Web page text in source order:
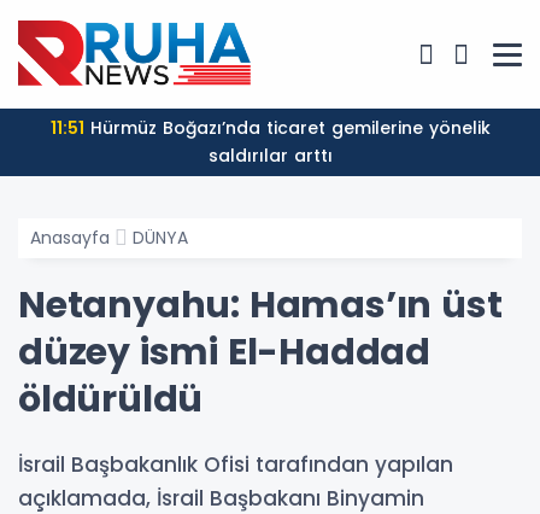
11:51
saldırılar arttı
Anasayfa DÜNYA
Netanyahu: Hamas’ın üst
düzey ismi El-Haddad
öldürüldü
İsrail Başbakanlık Ofisi tarafından yapılan
açıklamada, İsrail Başbakanı Binyamin